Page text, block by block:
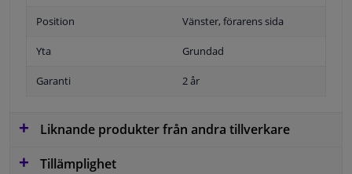
Position Vänster, förarens sida
Yta Grundad
Garanti 2 år
Liknande produkter från andra tillverkare
Tillämplighet